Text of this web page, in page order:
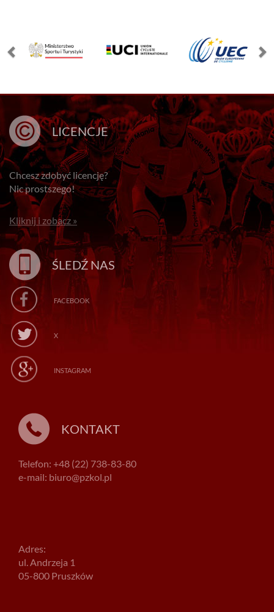
LICENCJE
Chcesz zdobyć licencję?
Nic prostszego!
Kliknij i zobacz »
ŚLEDŹ NAS
FACEBOOK
X
INSTAGRAM
KONTAKT
Telefon: +48 (22) 738-83-80
e-mail: biuro@pzkol.pl
Adres:
ul. Andrzeja 1
05-800 Pruszków